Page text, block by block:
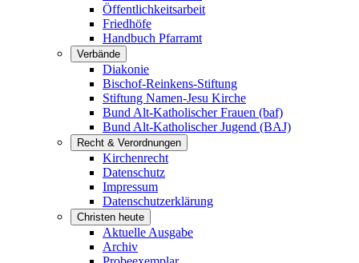
Öffentlichkeitsarbeit
Friedhöfe
Handbuch Pfarramt
Verbände
Diakonie
Bischof-Reinkens-Stiftung
Stiftung Namen-Jesu Kirche
Bund Alt-Katholischer Frauen (baf)
Bund Alt-Katholischer Jugend (BAJ)
Recht & Verordnungen
Kirchenrecht
Datenschutz
Impressum
Datenschutzerklärung
Christen heute
Aktuelle Ausgabe
Archiv